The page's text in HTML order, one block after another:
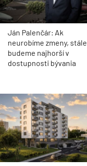
Ján Palenčár: Ak
neurobíme zmeny, stále
budeme najhorší v
dostupnosti bývania